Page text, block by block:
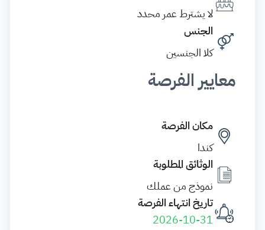
لا يشترط عمر محدد
الجنس
كلا الجنسين
معايير الفرصة
مكان الفرصة
كندا
الوثائق المطلوبة
نموذج من عملك
تاريخ انتهاء الفرصة
2026-10-31